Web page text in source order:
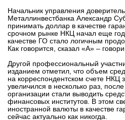
Начальник управления
Металлинвестбанка Александр
принимать доллар в качестве
срочном рынке НКЦ начал еще
качестве ГО стало логичным
Как говорится, сказал «А» –
Другой профессиональный
изданием отметил, что объем
на корреспондентском счете НКЦ
увеличился в несколько раз,
организации стали выводить
финансовых институтов. В этом
иностранной валюты в качестве
сейчас актуально как никогда.